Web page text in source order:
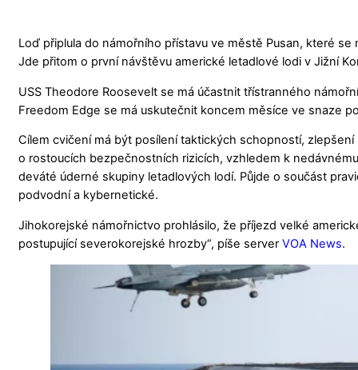
Loď připlula do námořního přístavu ve městě Pusan, které
Jde přitom o první návštěvu americké letadlové lodi v Jižní
USS Theodore Roosevelt se má účastnit třístranného
Freedom Edge se má uskutečnit koncem měsíce ve snaze
Cílem cvičení má být posílení taktických schopností,
o rostoucích bezpečnostních rizicích, vzhledem k
deváté úderné skupiny letadlových lodí. Půjde o součást
podvodní a kybernetické.
Jihokorejské námořnictvo prohlásilo, že příjezd velké
postupující severokorejské hrozby“, píše server VOA News.